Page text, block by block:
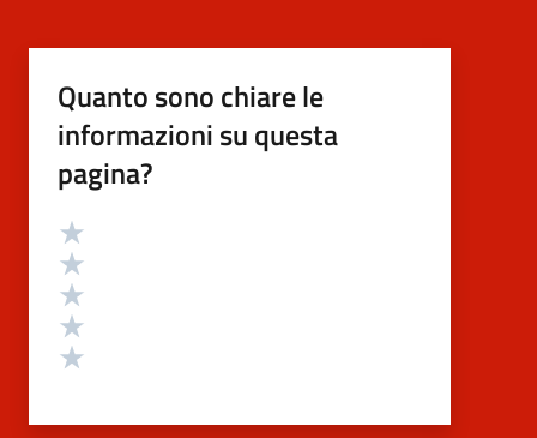
Quanto sono chiare le
informazioni su questa
pagina?
Valutazione